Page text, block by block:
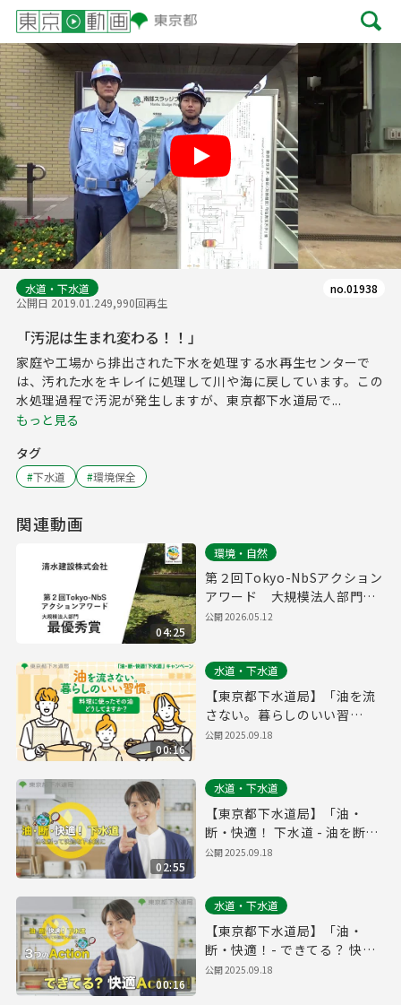
Play
水道・下水道
公開日 2019.01.249,990回再生
no.01938
「汚泥は生まれ変わる！！」
家庭や工場から排出された下水を処理する水再生センターで
は、汚れた水をキレイに処理して川や海に戻しています。この
水処理過程で汚泥が発生しますが、東京都下水道局で...
もっと見る
タグ
#下水道 #環境保全
関連動画
04:25
環境・自然
第２回Tokyo-NbSアクション
アワード 大規模法人部門
最優秀賞取組紹介（清水建設
公開2026.05.12
00:16
水道・下水道
【東京都下水道局】「油を流
さない。暮らしのいい習
慣。」（15秒）
公開2025.09.18
02:55
水道・下水道
【東京都下水道局】「油・
断・快適！ 下水道 - 油を断っ
て快適な下水道に」（フル
公開2025.09.18
00:16
水道・下水道
【東京都下水道局】「油・
断・快適！- できてる？ 快適
Action！」（15秒版）
公開2025.09.18